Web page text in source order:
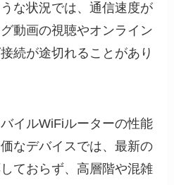
な状況では、通信速度が
動画の視聴やオンライン
続が途切れることがあり
イルWiFiルーターの性能
なデバイスでは、最新の
ておらず、高層階や混雑